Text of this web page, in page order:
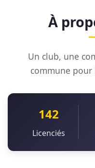
À
Un club, une
commune pour
142
Licenciés